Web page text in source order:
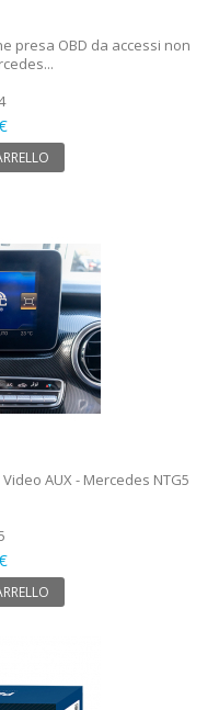
presa OBD da accessi non
AUX - Mercedes NTG5